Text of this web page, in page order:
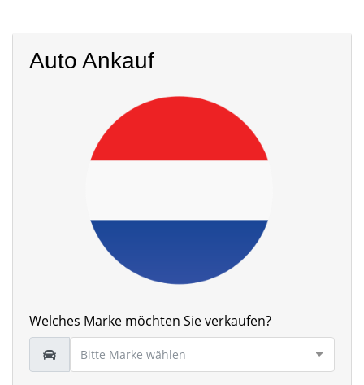
Auto Ankauf
Welches Marke möchten Sie verkaufen?